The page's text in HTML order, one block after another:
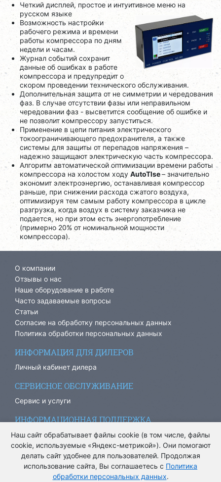
Четкий дисплей, простое и интуитивное меню на
русском языке
Возможность настройки
рабочего режима и времени
работы компрессора по дням
недели и часам.
Журнал событий сохранит
данные об ошибках в работе
компрессора и предупредит о
скором проведении технического обслуживания.
Дополнительная защита от не симметрии и чередования
фаз. В случае отсутствии фазы или неправильном
чередовании фаз - высветится сообщение об ошибке и
не позволит компрессору запуститься.
Применение в цепи питания электрического
токоограничивающего предохранителя, а также
системы для защиты от перепадов напряжения –
надежно защищают электрическую часть компрессора.
Алгоритм автоматической оптимизации времени работы
компрессора на холостом ходу AutoTlse– значительно
экономит электроэнергию, останавливая компрессор
раньше, при снижении расхода сжатого воздуха,
оптимизируя тем самым работу компрессора в цикле
разгрузка, когда воздух в систему заказчика не
подается, но при этом есть энергопотребление
(примерно 20% от номинальной мощности
компрессора).
О компании
Отзывы о нас
Наше оборудование в работе
Часто задаваемые вопросы
Статьи
Согласие на обработку персональных данных
Политика обработки персональных данных
ИНФОРМАЦИЯ ДЛЯ ДИЛЕРОВ
Личный кабинет дилера
СЕРВИСНОЕ ОБСЛУЖИВАНИЕ
Сервис и услуги
ИНФОРМАЦИОННАЯ ПОДДЕРЖКА
info@ariacom.ru
® Все права защищены. 2013-2026. Информация на сайте
Наш сайт обрабатывает файлы cookie (в том числе, файлы
cookie, используемые «Яндекс-метрикой»). Они помогают
делать сайт удобнее для пользователей. Продолжая
использование сайта, Вы соглашаетесь с Политика
обработки персональных данных.